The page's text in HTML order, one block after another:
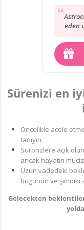
eden
Sürenizi en
Öncelikle acele
tanıyın.
Sürprizlere açık
ancak hayatın
Uzun vadedeki
bugünün ve şimdiki
Gelecekten